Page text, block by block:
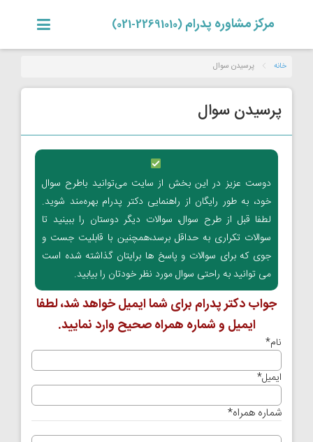
مرکز مشاوره پدرام (22691010-021)
خانه پرسیدن سوال
پرسیدن سوال
دوست عزیز در این بخش از سایت می‌توانید باطرح سوال
خود، به طور رایگان از راهنمایی دکتر پدرام بهره‌مند شوید.
لطفا قبل از طرح سوال، سوالات دیگر دوستان را ببینید تا
سوالات تکراری به حداقل برسد،همچنین با قابلیت جست و
جوی که برای سوالات و پاسخ ها برایتان گذاشته شده است
می توانید به راحتی سوال مورد نظر خودتان را بیابید.
جواب دکتر پدرام برای شما ایمیل خواهد شد، لطفا
ایمیل و شماره همراه صحیح وارد نمایید.
نام*
ایمیل*
شماره همراه*